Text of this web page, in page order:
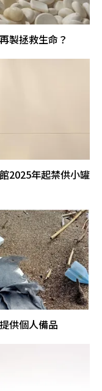
製拯救生命？
2025年起禁供小罐
供個人備品